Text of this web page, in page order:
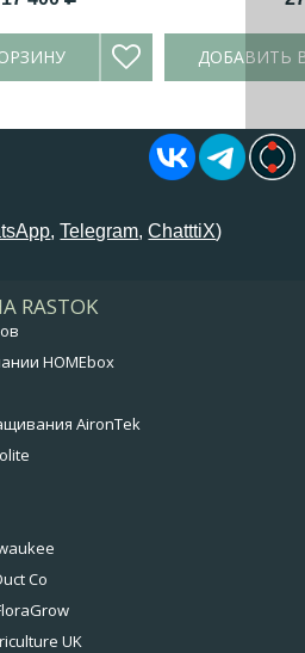
ДОБАВИТЬ
,Telegram,ChatttiX)
HOMEbox
AironTek
Co
UK